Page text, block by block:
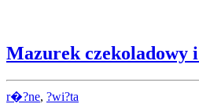
Mazurek czekoladowy
r�?ne, ?wi?ta